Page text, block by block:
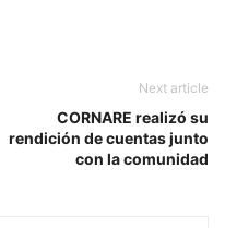
Next article
CORNARE realizó su
rendición de cuentas junto
con la comunidad